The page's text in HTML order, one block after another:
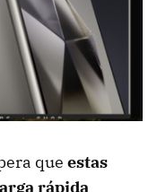
que estas
rápida